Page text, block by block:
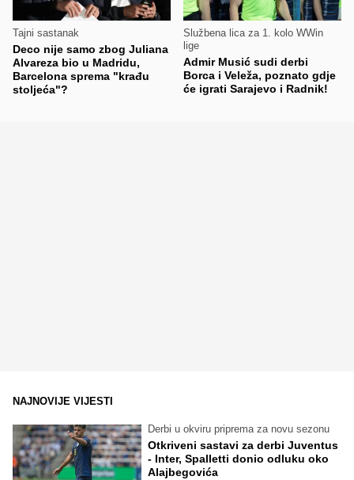
Tajni sastanak
Deco nije samo zbog Juliana
Alvareza bio u Madridu,
Barcelona sprema "krađu
stoljeća"?
Službena lica za 1. kolo WWin
lige
Admir Musić sudi derbi
Borca i Veleža, poznato gdje
će igrati Sarajevo i Radnik!
NAJNOVIJE VIJESTI
Derbi u okviru priprema za novu sezonu
Otkriveni sastavi za derbi Juventus
- Inter, Spalletti donio odluku oko
Alajbegovića